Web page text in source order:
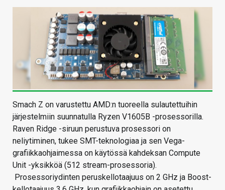
Smach Z on varustettu AMD:n tuoreella sulautettuihin
järjestelmiin suunnatulla Ryzen V1605B -prosessorilla.
Raven Ridge -siruun perustuva prosessori on
neliytiminen, tukee SMT-teknologiaa ja sen Vega-
grafiikkaohjaimessa on käytössä kahdeksan Compute
Unit -yksikköä (512 stream-prosessoria).
Prosessoriydinten peruskellotaajuus on 2 GHz ja Boost-